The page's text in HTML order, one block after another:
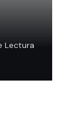
Lectura